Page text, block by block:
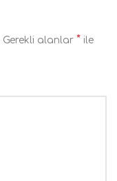
Gerekli alanlar * ile